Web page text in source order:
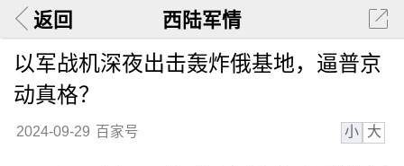
返回 西陆军情
以军战机深夜出击轰炸俄基地，逼普京
动真格？
2024-09-29 百家号 小 大